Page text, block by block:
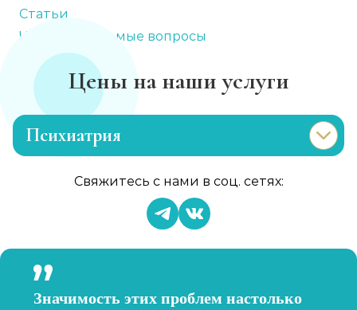
Статьи
Часто задаваемые вопросы
Цены на наши услуги
Психиатрия
от 3 600 ₽
Свяжитесь с нами в соц. сетях:
Значимость этих проблем настолько